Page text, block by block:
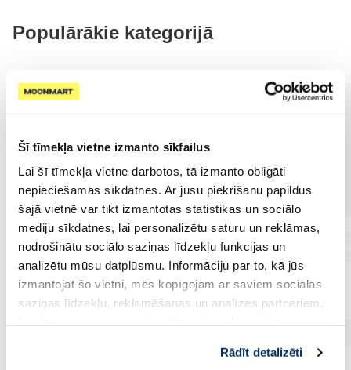
Šī tīmekļa vietne izmanto sīkfailus
Lai šī tīmekļa vietne darbotos, tā izmanto obligāti
nepieciešamās sīkdatnes. Ar jūsu piekrišanu papildus
šajā vietnē var tikt izmantotas statistikas un sociālo
mediju sīkdatnes, lai personalizētu saturu un reklāmas,
nodrošinātu sociālo saziņas līdzekļu funkcijas un
analizētu mūsu datplūsmu. Informāciju par to, kā jūs
izmantojat šo vietni, mēs kopīgojam ar saviem sociālās
saziņas līdzekļu, reklamēšanas un analīzes partneriem,
pakalpojumus. Ja piekrītat šo papildu sīkdatņu
Rādīt detalizēti
Populārākie kategorijā